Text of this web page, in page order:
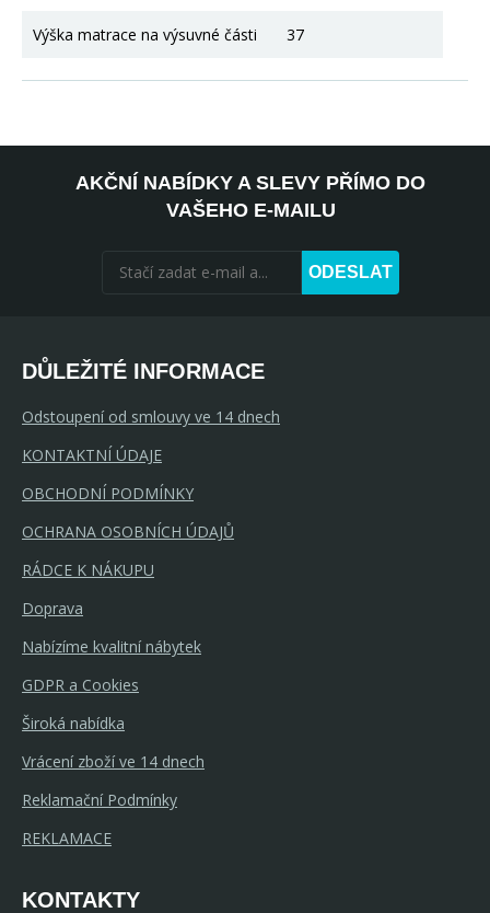
Výška matrace na výsuvné části 37
AKČNÍ NABÍDKY A SLEVY PŘÍMO DO
VAŠEHO E-MAILU
ODESLAT
DŮLEŽITÉ INFORMACE
Odstoupení od smlouvy ve 14 dnech
KONTAKTNÍ ÚDAJE
OBCHODNÍ PODMÍNKY
OCHRANA OSOBNÍCH ÚDAJŮ
RÁDCE K NÁKUPU
Doprava
Nabízíme kvalitní nábytek
GDPR a Cookies
Široká nabídka
Vrácení zboží ve 14 dnech
Reklamační Podmínky
REKLAMACE
KONTAKTY